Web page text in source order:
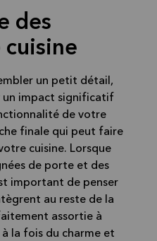
des
cuisine
un petit détail,
un impact significatif
de votre
finale qui peut faire
cuisine. Lorsque
de porte et des
important de penser
au reste de la
assortie à
la fois du charme et